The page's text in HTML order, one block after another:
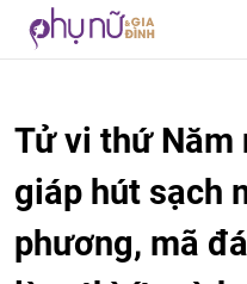
Tử vi thứ Năm
giáp hút sạch
phương, mã